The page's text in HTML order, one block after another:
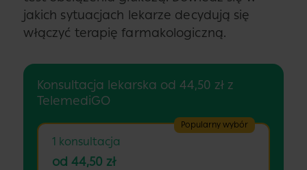
jakich sytuacjach lekarze decydują się
włączyć terapię farmakologiczną.
Konsultacja lekarska od 44,50 zł z
TelemediGO
Popularny wybór
1 konsultacja
od 44,50 zł